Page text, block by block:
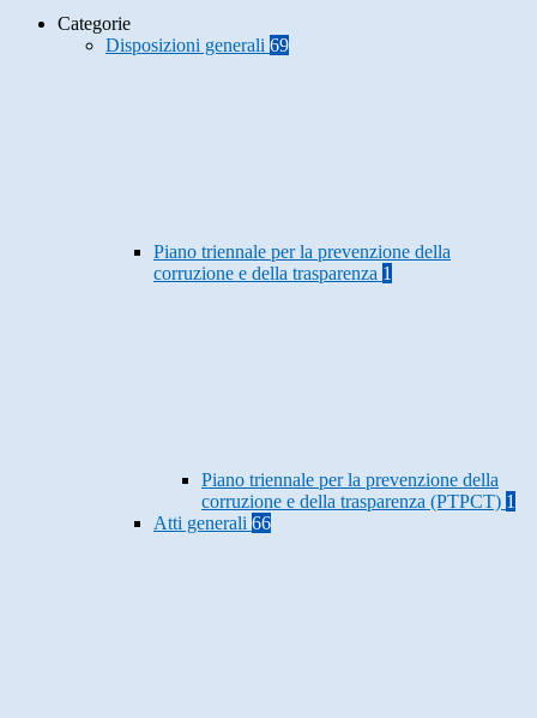
Categorie
Disposizioni generali 69
Piano triennale per la prevenzione della
corruzione e della trasparenza 1
Piano triennale per la prevenzione della
corruzione e della trasparenza (PTPCT) 1
Atti generali 66